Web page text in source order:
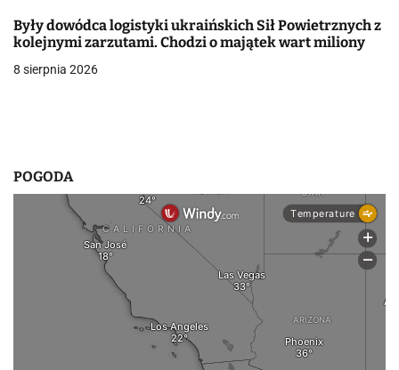
i
s
Były dowódca logistyki ukraińskich Sił Powietrznych z
kolejnymi zarzutami. Chodzi o majątek wart miliony
8 sierpnia 2026
POGODA